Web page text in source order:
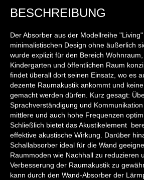
BESCHREIBUNG
Der Absorber aus der Modellreihe
minimalistischen Design ohne äußerlich
wurde explizit für den Bereich
Kindergarten und öffentlichen Raum
findet überall dort seinen Einsatz, wo es
dezente Raumakustik ankommt und
gemacht werden dürfen. Kurz gesagt:
Sprachverständigung und
mittlere und auch hohe Frequenzen
Schließlich bietet das Akustikelement
effektive akustische Wirkung. Darüber
Schallabsorber ideal für die Wand
Raummoden wie Nachhall zu reduzieren
Verbesserung der Raumakustik zu
kann durch den Wand-Absorber der